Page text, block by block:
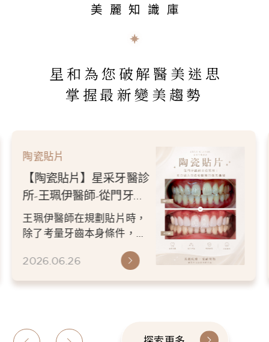
美麗知識庫
星和為您破解醫美迷思
掌握最新變美趨勢
陶瓷貼片
【陶瓷貼片】星采牙醫診
所-王珮伊醫師-從門牙縫
到自信笑容：美白貼片打
造更精緻的微笑曲線
王珮伊醫師在規劃貼片時，
除了考量牙齒本身條件，也
微笑方式等細節出發，協助
2026.06.26